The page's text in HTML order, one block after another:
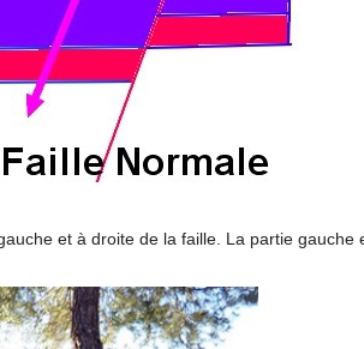
et à droite de la faille. La partie gauche